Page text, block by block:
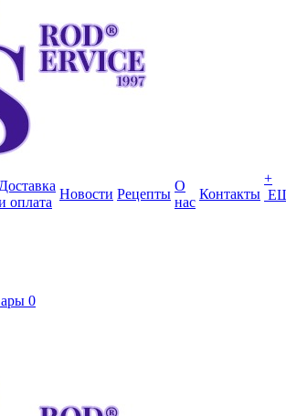
Доставка
оплата
Новости Рецепты
О
нас
Контакты
+
0